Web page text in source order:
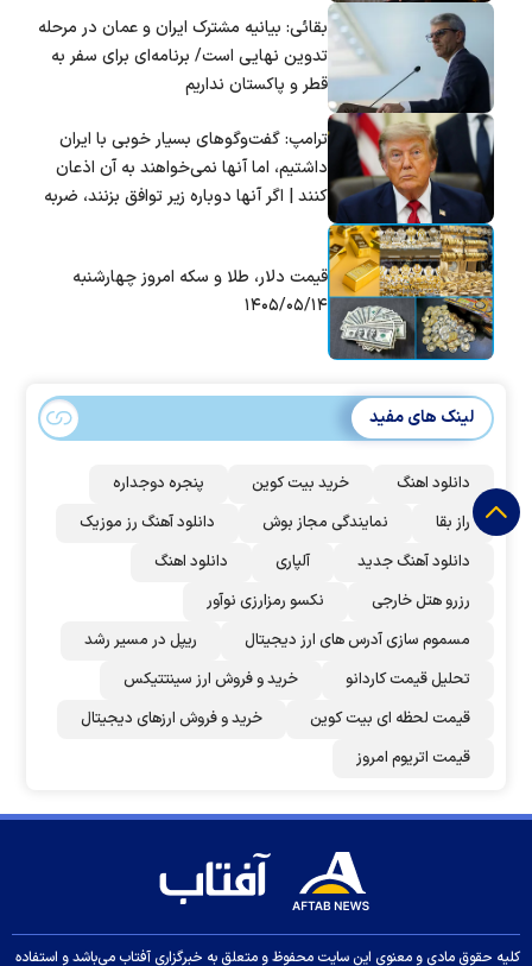
بقائی: بیانیه مشترک ایران و عمان در مرحله
تدوین نهایی است/ برنامه‌ای برای سفر به
قطر و پاکستان نداریم
ترامپ: گفت‌و‌گو‌های بسیار خوبی با ایران
داشتیم، اما آنها نمی‌خواهند به آن اذعان
کنند | اگر آنها دوباره زیر توافق بزنند، ضربه
قیمت دلار، طلا و سکه امروز چهارشنبه
۱۴۰۵/۰۵/۱۴
لینک های مفید
دانلود اهنگ خرید بیت کوین
پنجره دوجداره
راز بقا
نمایندگی مجاز بوش
دانلود آهنگ رز‌ موزیک
دانلود آهنگ جدید
آلپاری
دانلود اهنگ
رزرو هتل خارجی
نکسو رمزارزی نوآور
مسموم سازی آدرس های ارز دیجیتال
ریپل در مسیر رشد
تحلیل قیمت کاردانو
خرید و فروش ارز سینتتیکس
قیمت لحظه ای بیت کوین
خرید و فروش ارزهای دیجیتال
قیمت اتریوم امروز
کلیه حقوق مادی و معنوی این سایت محفوظ و متعلق به خبرگزاری آفتاب می‌باشد و استفاده